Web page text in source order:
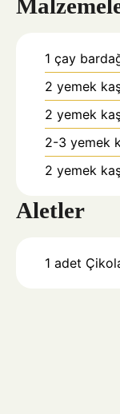
1 çay
2 yemek
2 yemek
2-3 yemek
2 yemek
Aletler
1 adet